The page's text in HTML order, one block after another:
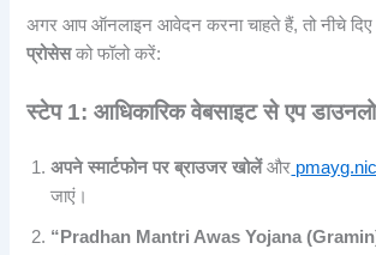
अगर आप ऑनलाइन आवेदन करना चाहते हैं, तो नीचे
प्रोसेसको फॉलो करें:
स्टेप 1: आधिकारिक वेबसाइट से एप
अपने स्मार्टफोन पर ब्राउजर खोलेंऔर
जाएं।
“Pradhan Mantri Awas Yojana